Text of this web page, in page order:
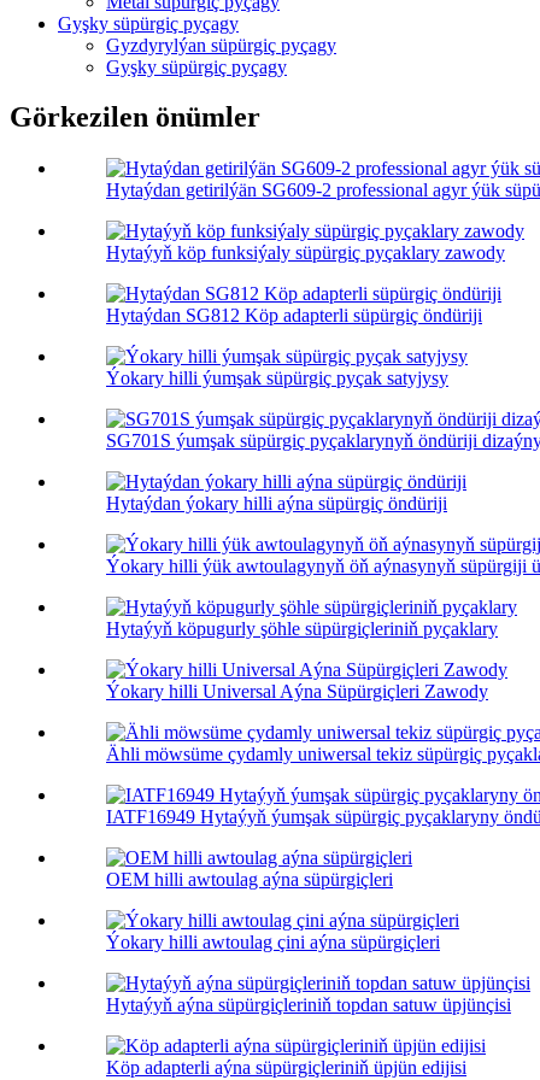
Gyşky süpürgiç pyçagy
Gyzdyrylýan süpürgiç pyçagy
Gyşky süpürgiç pyçagy
Görkezilen önümler
Hytaýdan getirilýän SG609-2 professional agyr ýük
Hytaýyň köp funksiýaly süpürgiç pyçaklary zawody
Hytaýdan SG812 Köp adapterli süpürgiç öndüriji
Ýokary hilli ýumşak süpürgiç pyçak satyjysy
SG701S ýumşak süpürgiç pyçaklarynyň öndüriji
Hytaýdan ýokary hilli aýna süpürgiç öndüriji
Ýokary hilli ýük awtoulagynyň öň aýnasynyň süpürgiji
Hytaýyň köpugurly şöhle süpürgiçleriniň pyçaklary
Ýokary hilli Universal Aýna Süpürgiçleri Zawody
Ähli möwsüme çydamly uniwersal tekiz süpürgiç
IATF16949 Hytaýyň ýumşak süpürgiç pyçaklaryny
OEM hilli awtoulag aýna süpürgiçleri
Ýokary hilli awtoulag çini aýna süpürgiçleri
Hytaýyň aýna süpürgiçleriniň topdan satuw üpjünçisi
Köp adapterli aýna süpürgiçleriniň üpjün edijisi